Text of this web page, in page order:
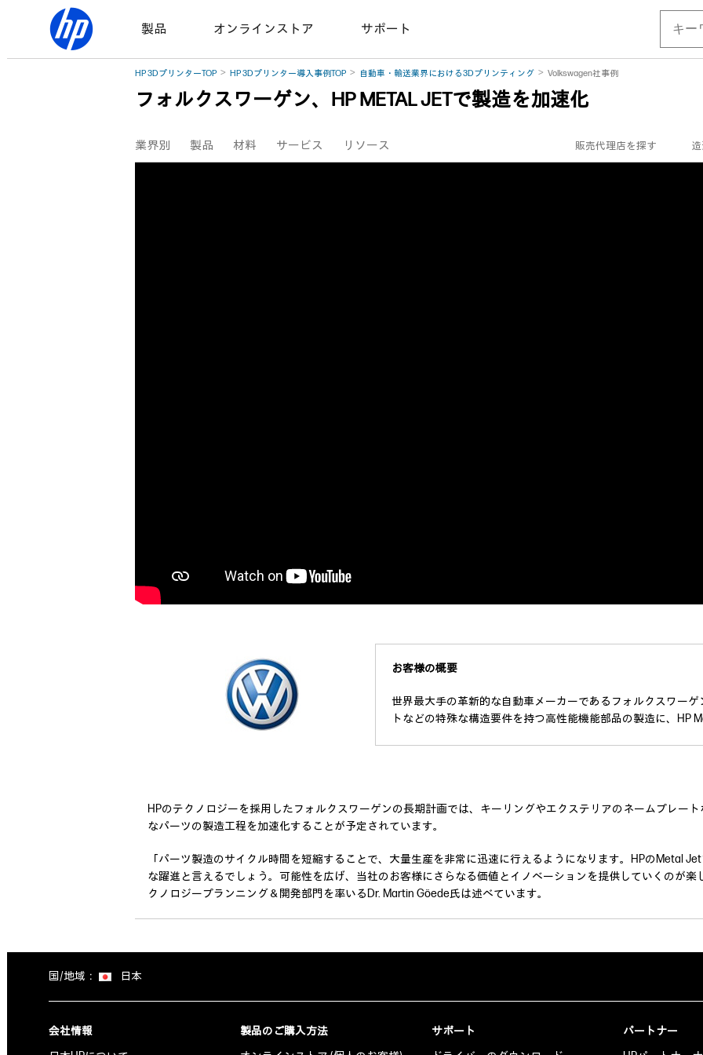
製品 オンラインストア サポート
HP 3DプリンターTOP HP 3Dプリンター導入事例TOP 自動車・輸送業界における3Dプリンティング Volkswagen社事例
フォルクスワーゲン、HP METAL JETで製造を加速化
業界別 製品 材料 サービス リソース 販売代理店を探す
お客様の概要
世界最大手の革新的な自動車メーカーであるフォルクスワー
トなどの特殊な構造要件を持つ高性能機能部品の製造に、HP
HPのテクノロジーを採用したフォルクスワーゲンの長期計画では、キーリングやエクステリアのネームプレー
なパーツの製造工程を加速化することが予定されています。
「パーツ製造のサイクル時間を短縮することで、大量生産を非常に迅速に行えるようになります。HPのMetal
な躍進と言えるでしょう。可能性を広げ、当社のお客様にさらなる価値とイノベーションを提供していくのが
クノロジープランニング＆開発部門を率いるDr. Martin Göede氏は述べています。
国/地域： 日本
会社情報
製品のご購入方法
サポート
パートナー